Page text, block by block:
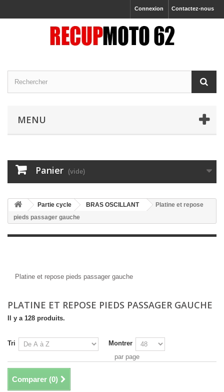
Contactez-nous
Connexion
MENU
Panier (vide)
Partie cycle BRAS OSCILLANT
Platine et repose
pieds passager gauche
Platine et repose pieds passager gauche
PLATINE ET REPOSE PIEDS PASSAGER GAUCHE
Il y a 128 produits.
Tri
Montrer
par page
Comparer (0)